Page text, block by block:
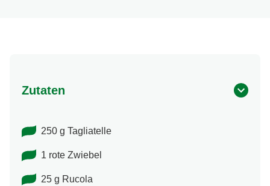
Zutaten
250 g Tagliatelle
1 rote Zwiebel
25 g Rucola